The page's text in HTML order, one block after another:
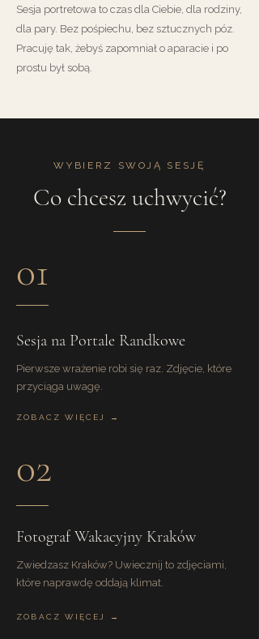
Sesja portretowa to czas dla Ciebie, dla rodziny,
dla pary. Bez pośpiechu, bez sztucznych póz.
Pracuję tak, żebyś zapomniał o aparacie i po
prostu był sobą.
WYBIERZ SWOJĄ SESJĘ
Co chcesz uchwycić?
01
Sesja na Portale Randkowe
Pierwsze wrażenie robi się raz. Zdjęcie, które
przyciąga uwagę.
ZOBACZ WIĘCEJ →
02
Fotograf Wakacyjny Kraków
Zwiedzasz Kraków? Uwiecznij to zdjęciami,
które naprawdę oddają klimat.
ZOBACZ WIĘCEJ →